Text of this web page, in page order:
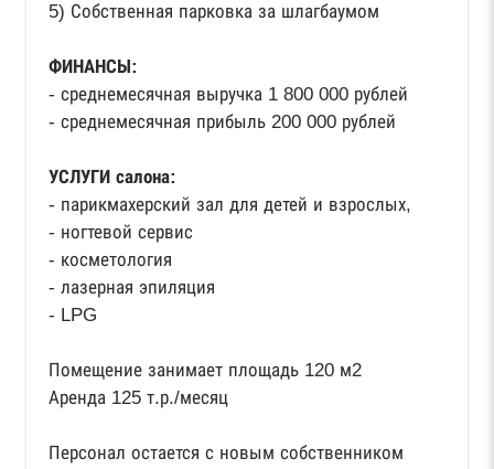
5) Собственная парковка за шлагбаумом
ФИНАНСЫ:
- среднемесячная выручка 1 800 000 рублей
- среднемесячная прибыль 200 000 рублей
УСЛУГИ салона:
- парикмахерский зал для детей и взрослых,
- ногтевой сервис
- косметология
- лазерная эпиляция
- LPG
Помещение занимает площадь 120 м2
Аренда 125 т.р./месяц
Персонал остается с новым собственником